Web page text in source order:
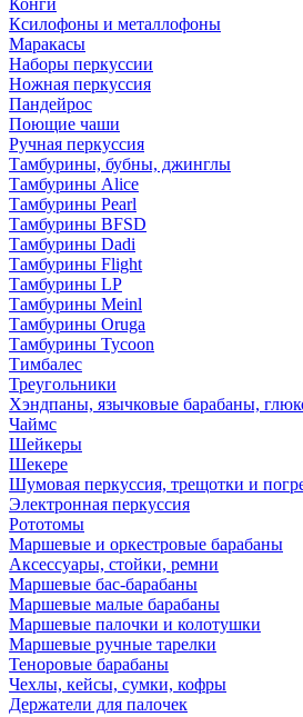
Конги
Ксилофоны и металлофоны
Маракасы
Наборы перкуссии
Ножная перкуссия
Пандейрос
Поющие чаши
Ручная перкуссия
Тамбурины, бубны, джинглы
Тамбурины Alice
Тамбурины Pearl
Тамбурины BFSD
Тамбурины Dadi
Тамбурины Flight
Тамбурины LP
Тамбурины Meinl
Тамбурины Oruga
Тамбурины Tycoon
Тимбалес
Треугольники
Хэндпаны, язычковые барабаны,
Чаймс
Шейкеры
Шекере
Шумовая перкуссия, трещотки и
Электронная перкуссия
Рототомы
Маршевые и оркестровые барабаны
Аксессуары, стойки, ремни
Маршевые бас-барабаны
Маршевые малые барабаны
Маршевые палочки и колотушки
Маршевые ручные тарелки
Теноровые барабаны
Чехлы, кейсы, сумки, кофры
Держатели для палочек